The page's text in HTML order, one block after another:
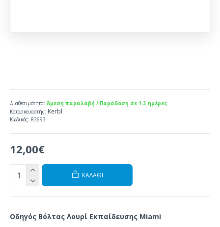
12,00€
Διαθεσιμότητα: Άμεση παραλαβή / Παράδοση σε 1-3 ημέρες
Κατασκευαστής: Kerbl
Κωδικός: 83693
ΚΑΛΆΘΙ
Οδηγός Βόλτας Λουρί Εκπαίδευσης Miami